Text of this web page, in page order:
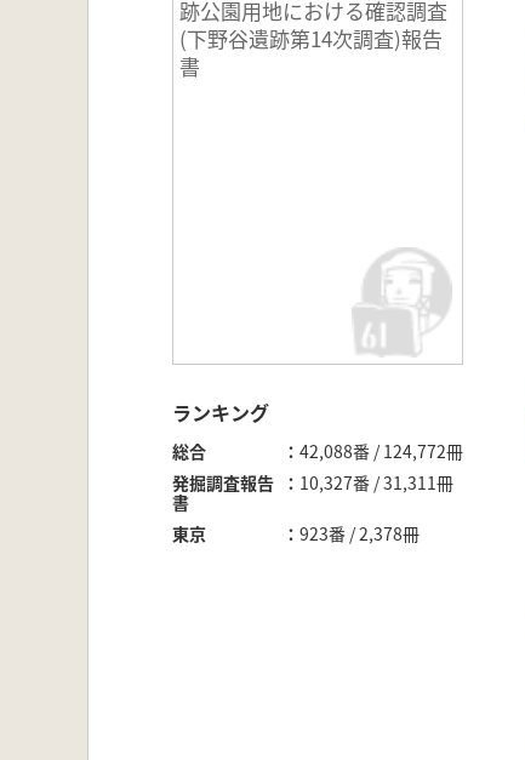
跡公園用地における確認調査
(下野谷遺跡第14次調査)報告
書
ランキング
総合
42,088番 / 124,772冊
発掘調査報告
書
10,327番 / 31,311冊
東京 923番 / 2,378冊